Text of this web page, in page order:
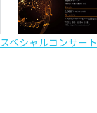
スペシャルコンサート